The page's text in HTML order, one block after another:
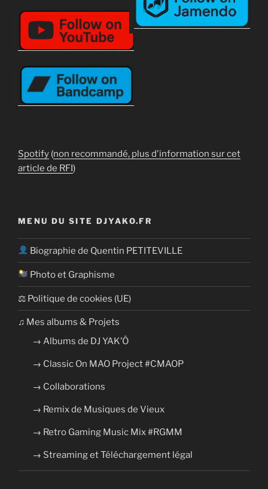
Spotify (non recommandé, plus d'information sur cet
article de RFI)
MENU DU SITE DJYAKO.FR
Biographie de Quentin PETITEVILLE
Photo et Graphisme
⚖ Politique de cookies (UE)
​​♫ Mes albums & Projets
→ Albums de DJ YAK’Ô
→ Classic On MAO Project #CMAOP
→ Collaborations
→ Remix de Musiques de Vieux
→ Retro Gaming Music Mix #RGMM
→ Streaming et Téléchargement légal